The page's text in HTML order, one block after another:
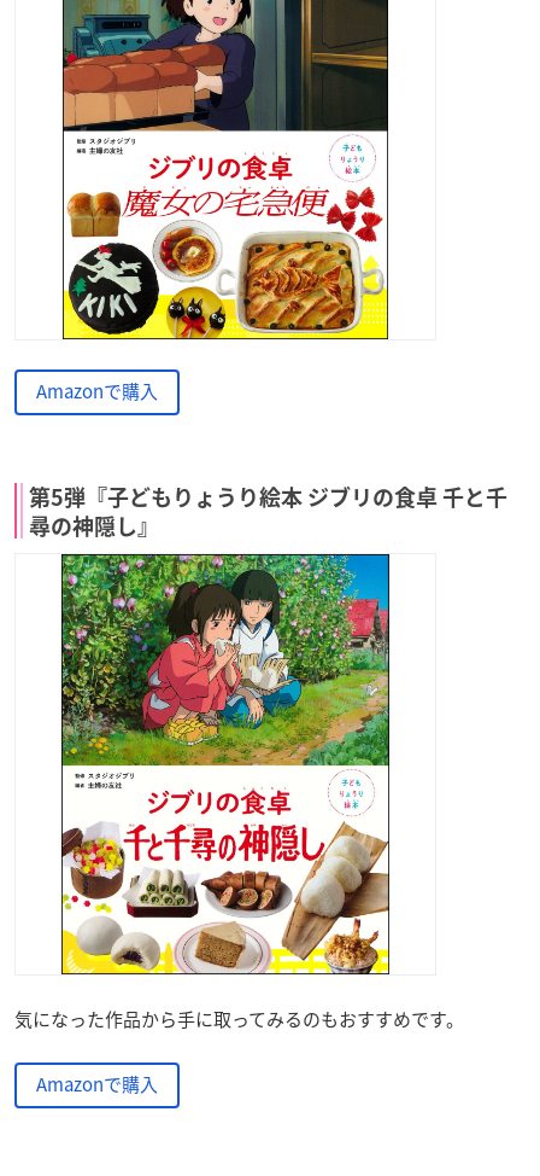
Amazonで購入
第5弾『子どもりょうり絵本 ジブリの食卓 千と千
尋の神隠し』
気になった作品から手に取ってみるのもおすすめです。
Amazonで購入